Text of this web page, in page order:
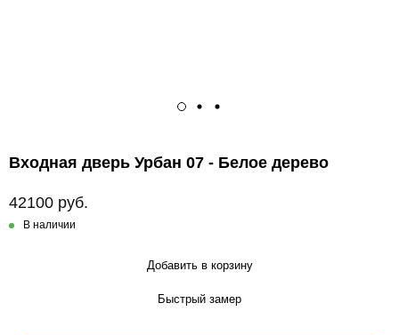
Входная дверь Урбан 07 - Белое дерево
42100 руб.
В наличии
Добавить в корзину
Быстрый замер